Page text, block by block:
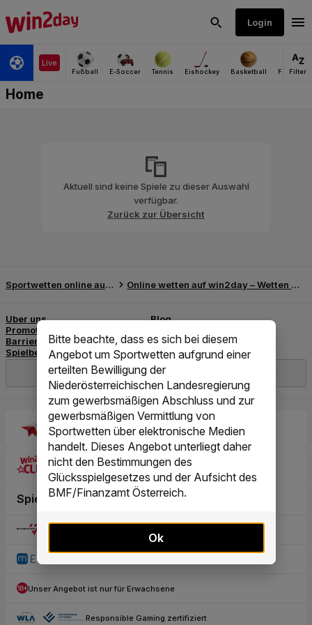
Bitte beachte, dass es sich bei diesem
Angebot um Sportwetten aufgrund einer
erteilten Bewilligung der
Niederösterreichischen Landesregierung
zum gewerbsmäßigen Abschluss und zur
gewerbsmäßigen Vermittlung von
Sportwetten über elektronische Medien
handelt. Dieses Angebot unterliegt daher
nicht den Bestimmungen des
Glücksspielgesetzes und der Aufsicht des
BMF/Finanzamt Österreich.
Ok
Aktuell sind keine Spiele zu dieser Auswahl
verfügbar.
Zurück zur Übersicht